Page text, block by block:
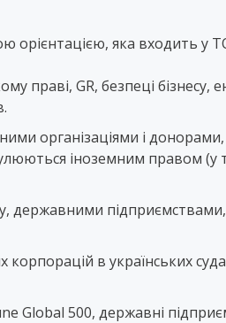
орієнтацією, яка входить у
GR, безпеці бізнесу,
організаціями і
іноземним правом (у
державними
в українських
Global 500, державні